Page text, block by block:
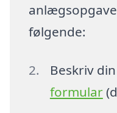
følgende:
Beskriv
formular